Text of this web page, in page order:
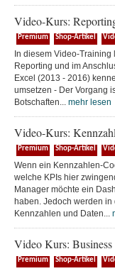
Video-Kurs:
Premium Shop-Artikel
In diesem Video-
Reporting und im
Excel (2013 - 2016)
umsetzen - Der Vorgang
Botschaften... mehr lesen
Video-Kurs:
Premium Shop-Artikel
Wenn ein Kennzahlen-
welche KPIs hier
Manager möchte ein
haben. Jedoch werden
Kennzahlen und Daten...
Video Kurs:
Premium Shop-Artikel